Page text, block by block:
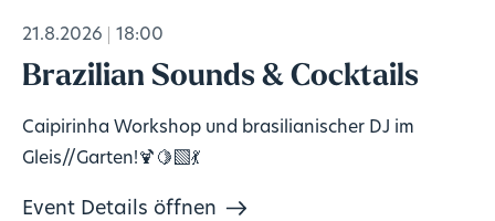
21.8.2026 18:00
Brazilian Sounds & Cocktails
Caipirinha Workshop und brasilianischer DJ im
Gleis//Garten!🍹🍋‍🟩💃
Event Details öffnen